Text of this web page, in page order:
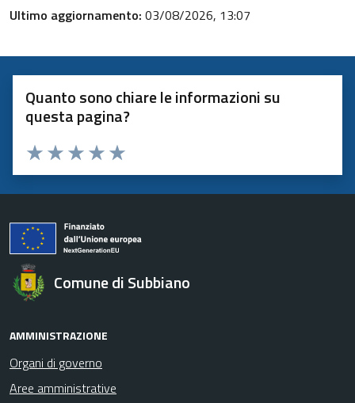
Ultimo aggiornamento: 03/08/2026, 13:07
Quanto sono chiare le informazioni su
questa pagina?
Valuta 5 stelle su 5
Valuta 4 stelle su 5
Valuta 3 stelle su 5
Valuta 2 stelle su 5
Valuta 1 stelle su 5
Comune di Subbiano
AMMINISTRAZIONE
Organi di governo
Aree amministrative